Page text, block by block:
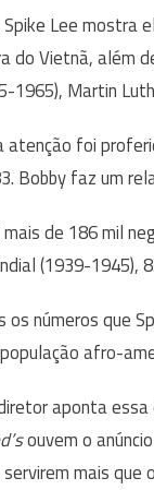
Lee mostra
do Vietnã, além
1965), Martin
atenção foi
Bobby faz um
mais de 186 mil
(1939-1945),
números que
afro-
aponta
ouvem o
mais